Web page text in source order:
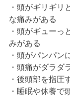
・頭がギリギリ
な痛みがある
・頭がギューっ
みがある
・頭がパンパン
・頭痛がダラダ
・後頭部を指圧
・睡眠や休養で